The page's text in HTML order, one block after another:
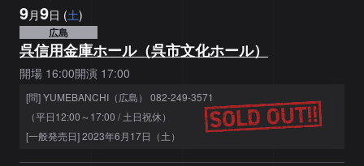
9月9日 (土)
広島
呉信用金庫ホール（呉市文化ホール）
開場 16:00開演 17:00
[問] YUMEBANCHI（広島） 082-249-3571
（平日12:00～17:00 / 土日祝休）
[一般発売日] 2023年6月17日（土）